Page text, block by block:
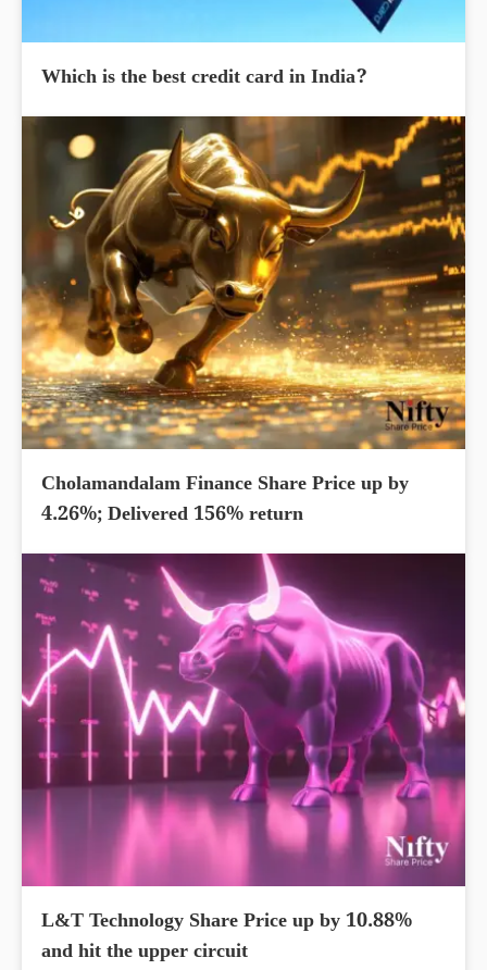
Which is the best credit card in India?
Cholamandalam Finance Share Price up by
4.26%; Delivered 156% return
L&T Technology Share Price up by 10.88%
and hit the upper circuit